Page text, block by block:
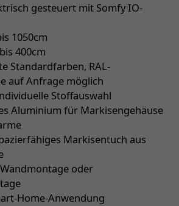
gesteuert mit Somfy IO-
1050cm
400cm
Standardfarben, RAL-
auf Anfrage möglich
Stoffauswahl
Aluminium für Markisengehäuse
Markisentuch aus
oder
Home-Anwendung